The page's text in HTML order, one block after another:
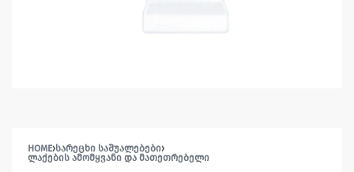
HOME›ᲡᲐᲠᲔᲪᲮᲘ ᲡᲐᲨᲣᲐᲚᲔᲑᲔᲑᲘ›
ᲚᲐᲥᲔᲑᲘᲡ ᲐᲛᲝᲛᲧᲕᲐᲜᲘ ᲓᲐ ᲛᲐᲗᲔᲗᲠᲔᲑᲔᲚᲘ